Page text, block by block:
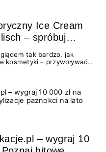
Ice Cream
– spróbuj
tak bardzo, jak
kosmetyki – przywoływać
to coś więcej niż
teksturę,
na podniebieniu. Tego lata
tworząc unikalny projekt
– wygraj 10